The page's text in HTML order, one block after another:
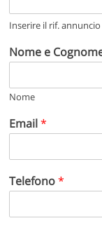
Inserire il rif.
Nome e
Nome
Email*
Telefono*